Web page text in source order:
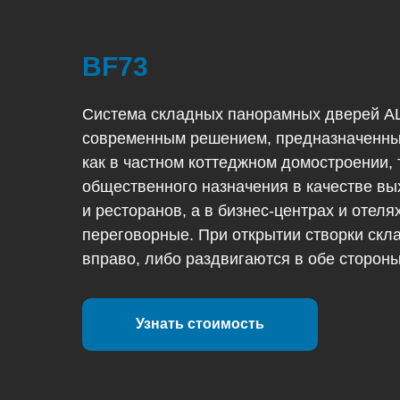
BF73
Система складных панорамных дверей
современным решением,
как в частном коттеджном домостроении,
общественного назначения в качестве
и ресторанов, а в бизнес-центрах и
переговорные. При открытии створки
вправо, либо раздвигаются в обе
Узнать стоимость